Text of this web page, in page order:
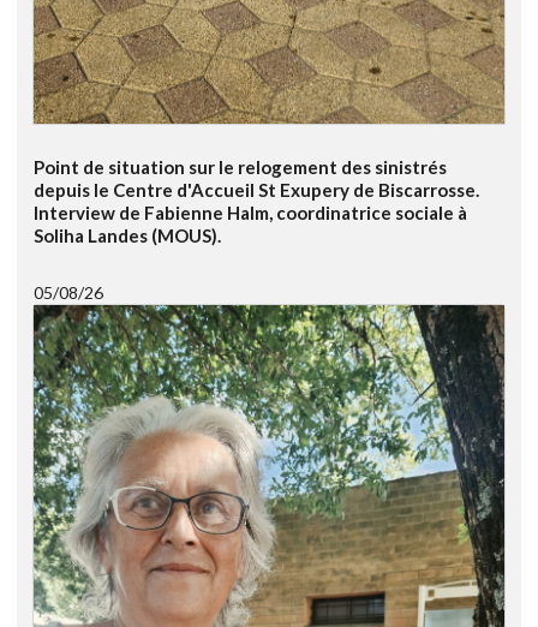
Point de situation sur le relogement des sinistrés
depuis le Centre d'Accueil St Exupery de Biscarrosse.
Interview de Fabienne Halm, coordinatrice sociale à
Soliha Landes (MOUS).
05/08/26